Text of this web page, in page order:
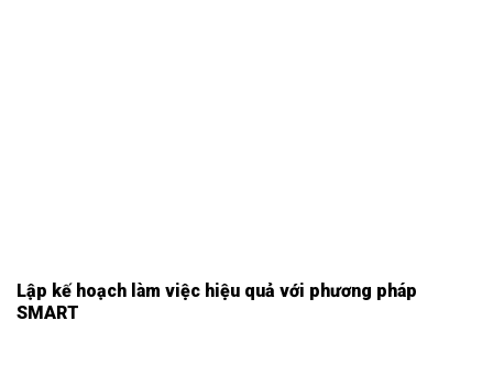
Lập kế hoạch làm việc hiệu quả với phương pháp
SMART